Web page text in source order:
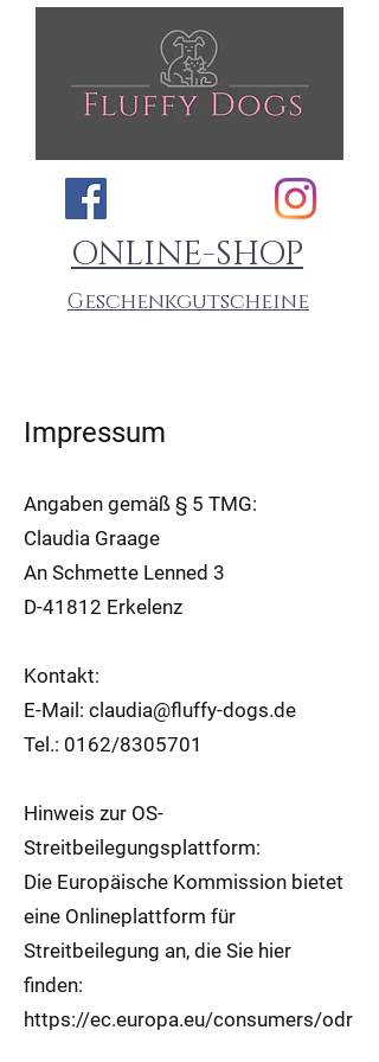
ONLINE-SHOP
Geschenkgutscheine
Impressum
Angaben gemäß § 5 TMG:
Claudia Graage
An Schmette Lenned 3
D-41812 Erkelenz
Kontakt:
E-Mail: claudia@fluffy-dogs.de
Tel.: 0162/8305701
Hinweis zur OS-
Streitbeilegungsplattform:
Die Europäische Kommission bietet
eine Onlineplattform für
Streitbeilegung an, die Sie hier
finden:
https://ec.europa.eu/consumers/odr